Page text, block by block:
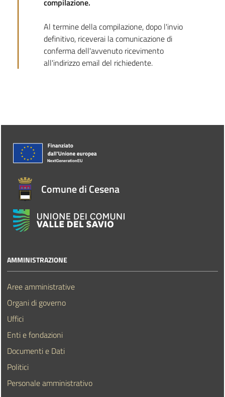
Al termine della compilazione, dopo l'invio
definitivo, riceverai la comunicazione di
conferma dell'avvenuto ricevimento
all'indirizzo email del richiedente.
Comune di Cesena
AMMINISTRAZIONE
Aree amministrative
Organi di governo
Uffici
Enti e fondazioni
Documenti e Dati
Politici
Personale amministrativo